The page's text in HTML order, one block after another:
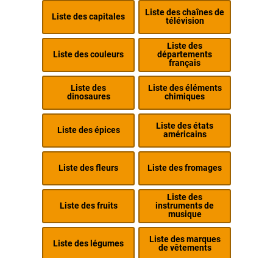
Liste des capitales
Liste des chaînes de
télévision
Liste des couleurs
Liste des
départements
français
Liste des
dinosaures
Liste des éléments
chimiques
Liste des épices
Liste des états
américains
Liste des fleurs Liste des fromages
Liste des fruits
Liste des
instruments de
musique
Liste des légumes
Liste des marques
de vêtements